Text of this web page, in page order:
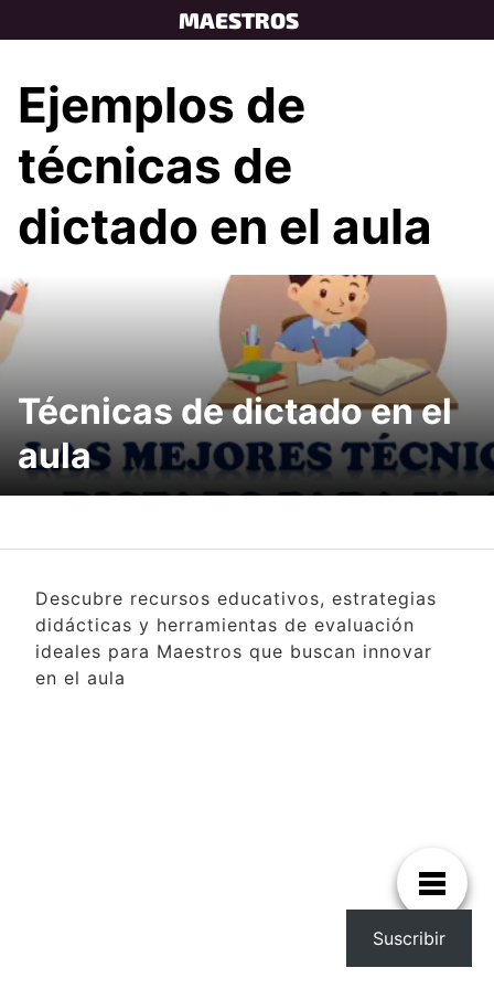
to
MAESTROS
Ejemplos de
técnicas de
dictado en el aula
Técnicas de dictado en el
aula
Descubre recursos educativos, estrategias
didácticas y herramientas de evaluación
ideales para Maestros que buscan innovar
en el aula
Suscribir